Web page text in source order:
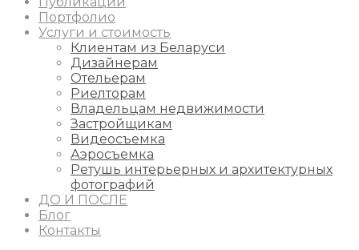
Портфолио
Услуги и стоимость
Клиентам из Беларуси
Дизайнерам
Отельерам
Риелторам
Владельцам недвижимости
Застройщикам
Видеосъемка
Аэросъемка
Ретушь интерьерных и архитектурных
фотографий
ДО И ПОСЛЕ
Блог
Контакты